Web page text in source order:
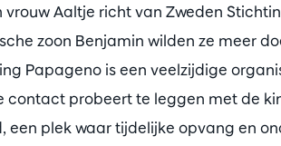
vrouw Aaltje richt van Zweden
zoon Benjamin wilden ze meer
Papageno is een veelzijdige
contact probeert te leggen met de
een plek waar tijdelijke opvang en